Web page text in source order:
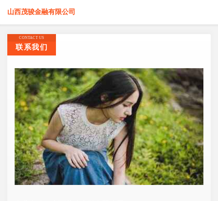
山西茂骏金融有限公司
CONTACT US
联系我们